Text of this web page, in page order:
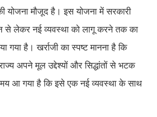
योजना मौजूद है। इस योजना में सरकारी
लेकर नई व्यवस्था को लागू करने तक का
गया है। खर्राजी का स्पष्ट मानना है कि
अपने मूल उद्देश्यों और सिद्धांतों से भटक
आ गया है कि इसे एक नई व्यवस्था के साथ